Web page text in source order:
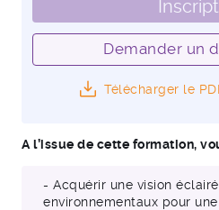
Demander un
Télécharger le
A l’issue de cette formation,
- Acquérir une vision
environnementaux pour